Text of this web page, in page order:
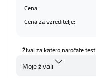
Cena:
Cena za vzreditelje:
Žival za katero naročate test
Moje živali